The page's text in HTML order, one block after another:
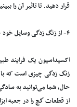
قرار دهید. تا تاثیر آن را
۴- از زنگ زدگی وسایل خود جلوگیری کنید.
اکسیداسیون یک فرایند
زنگ زدگی چیزی است که
حال، شما می‌توانید به
از قطعات گچ را در جعبه